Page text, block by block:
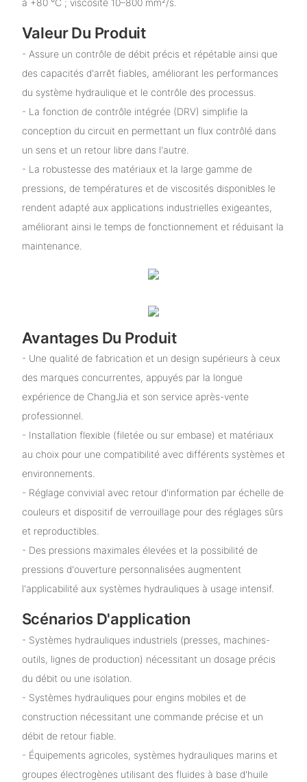
à +80 °C ; viscosité 10–800 mm²/s.
Valeur Du Produit
- Assure un contrôle de débit précis et répétable ainsi que
des capacités d'arrêt fiables, améliorant les performances
du système hydraulique et le contrôle des processus.
- La fonction de contrôle intégrée (DRV) simplifie la
conception du circuit en permettant un flux contrôlé dans
un sens et un retour libre dans l'autre.
- La robustesse des matériaux et la large gamme de
pressions, de températures et de viscosités disponibles le
rendent adapté aux applications industrielles exigeantes,
améliorant ainsi le temps de fonctionnement et réduisant la
maintenance.
Avantages Du Produit
- Une qualité de fabrication et un design supérieurs à ceux
des marques concurrentes, appuyés par la longue
expérience de ChangJia et son service après-vente
professionnel.
- Installation flexible (filetée ou sur embase) et matériaux
au choix pour une compatibilité avec différents systèmes et
environnements.
- Réglage convivial avec retour d'information par échelle de
couleurs et dispositif de verrouillage pour des réglages sûrs
et reproductibles.
- Des pressions maximales élevées et la possibilité de
pressions d'ouverture personnalisées augmentent
l'applicabilité aux systèmes hydrauliques à usage intensif.
Scénarios D'application
- Systèmes hydrauliques industriels (presses, machines-
outils, lignes de production) nécessitant un dosage précis
du débit ou une isolation.
- Systèmes hydrauliques pour engins mobiles et de
construction nécessitant une commande précise et un
débit de retour fiable.
- Équipements agricoles, systèmes hydrauliques marins et
groupes électrogènes utilisant des fluides à base d'huile